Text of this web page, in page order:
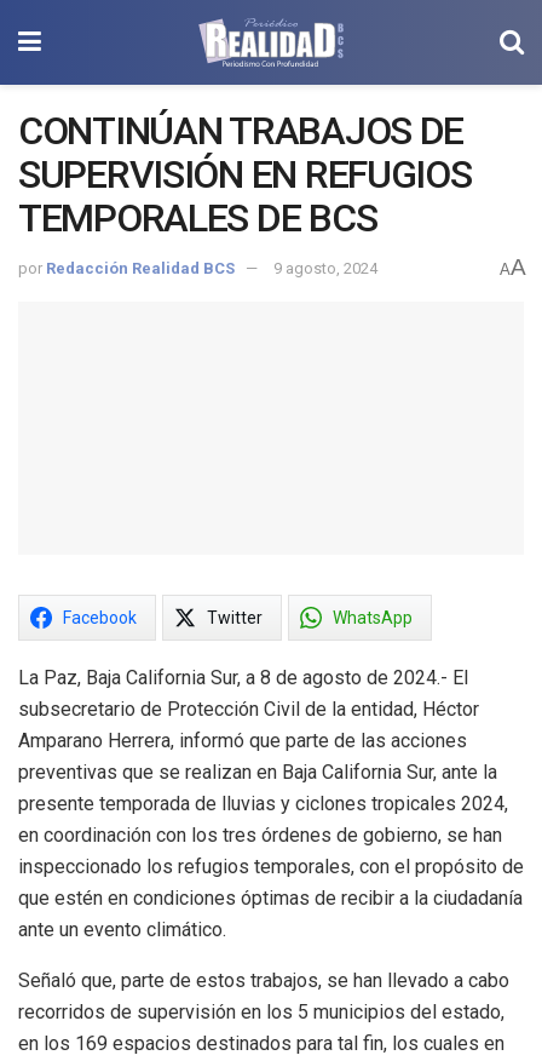
CONTINÚAN TRABAJOS DE
SUPERVISIÓN EN REFUGIOS
TEMPORALES DE BCS
por Redacción Realidad BCS 9 agosto, 2024 AA
Facebook Twitter WhatsApp
La Paz, Baja California Sur, a 8 de agosto de 2024.- El
subsecretario de Protección Civil de la entidad, Héctor
Amparano Herrera, informó que parte de las acciones
preventivas que se realizan en Baja California Sur, ante la
presente temporada de lluvias y ciclones tropicales 2024,
en coordinación con los tres órdenes de gobierno, se han
inspeccionado los refugios temporales, con el propósito de
que estén en condiciones óptimas de recibir a la ciudadanía
ante un evento climático.
Señaló que, parte de estos trabajos, se han llevado a cabo
recorridos de supervisión en los 5 municipios del estado,
en los 169 espacios destinados para tal fin, los cuales en